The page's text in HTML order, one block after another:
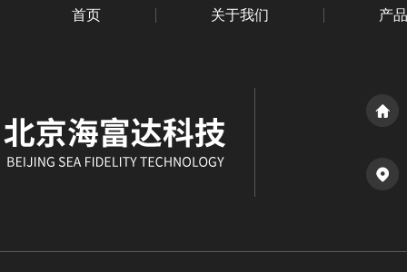
首页 关于我们 产